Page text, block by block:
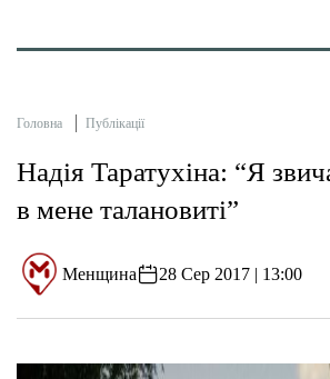
Головна Публікації
Надія Таратухіна: “Я
в мене талановиті”
Менщина 28 Сер 2017 | 13:00